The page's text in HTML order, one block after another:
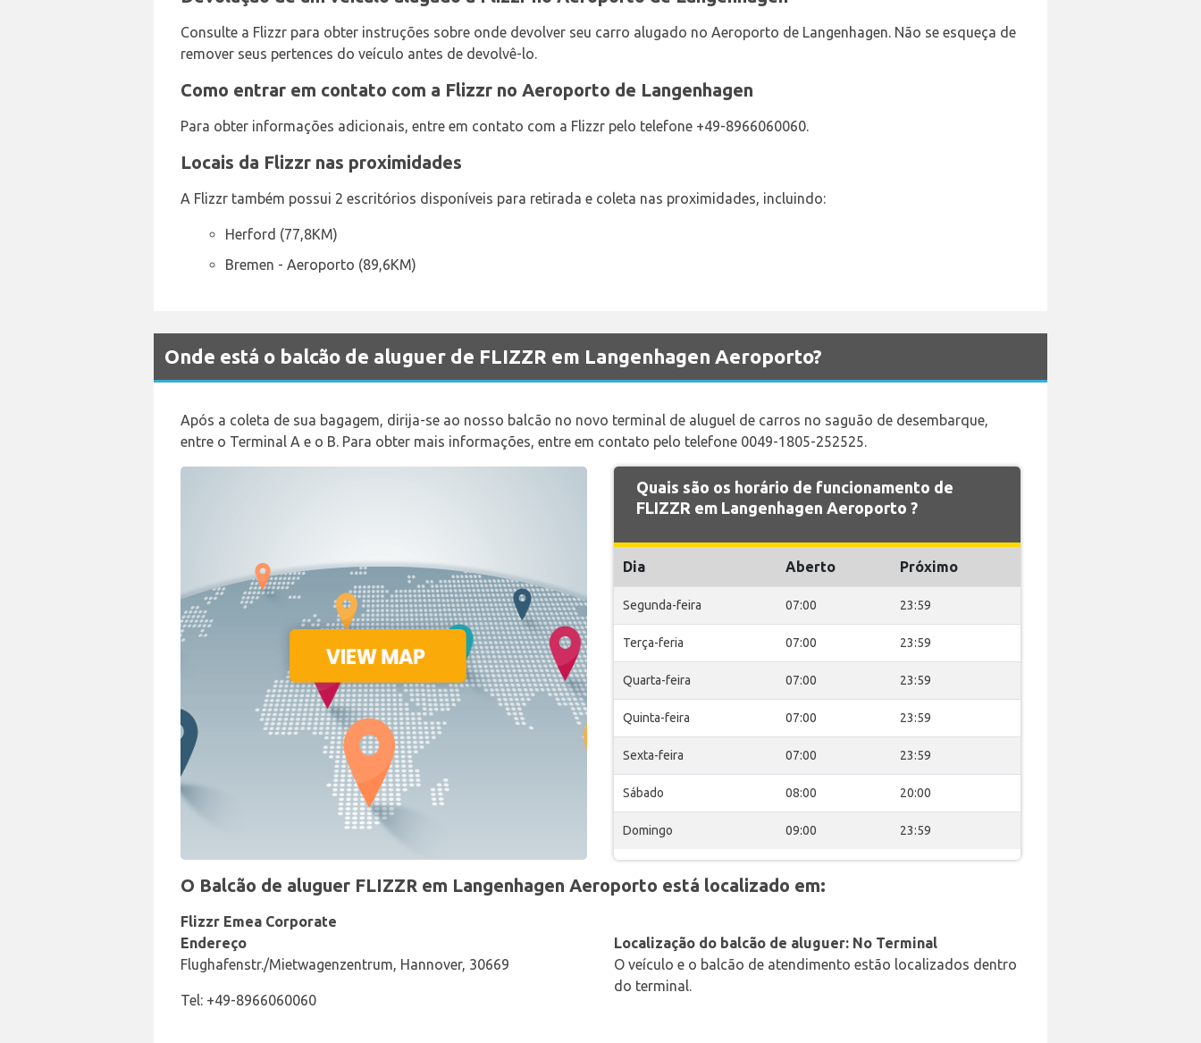
Consulte a Flizzr para obter instruções sobre onde devolver seu carro alugado no Aeroporto de Langenhagen. Não se esqueça de
remover seus pertences do veículo antes de devolvê-lo.
Como entrar em contato com a Flizzr no Aeroporto de Langenhagen
Para obter informações adicionais, entre em contato com a Flizzr pelo telefone +49-8966060060.
Locais da Flizzr nas proximidades
A Flizzr também possui 2 escritórios disponíveis para retirada e coleta nas proximidades, incluindo:
Herford (77,8KM)
Bremen - Aeroporto (89,6KM)
Onde está o balcão de aluguer de FLIZZR em Langenhagen Aeroporto?
Após a coleta de sua bagagem, dirija-se ao nosso balcão no novo terminal de aluguel de carros no saguão de desembarque,
entre o Terminal A e o B. Para obter mais informações, entre em contato pelo telefone 0049-1805-252525.
Quais são os horário de funcionamento de
FLIZZR em Langenhagen Aeroporto ?
Dia Aberto Próximo
Segunda-feira 07:00 23:59
Terça-feria 07:00 23:59
Quarta-feira 07:00 23:59
Quinta-feira 07:00 23:59
Sexta-feira 07:00 23:59
Sábado 08:00 20:00
Domingo 09:00 23:59
O Balcão de aluguer FLIZZR em Langenhagen Aeroporto está localizado em:
Flizzr Emea Corporate
Endereço
Flughafenstr./Mietwagenzentrum, Hannover, 30669
Tel: +49-8966060060
Localização do balcão de aluguer: No Terminal
O veículo e o balcão de atendimento estão localizados dentro
do terminal.